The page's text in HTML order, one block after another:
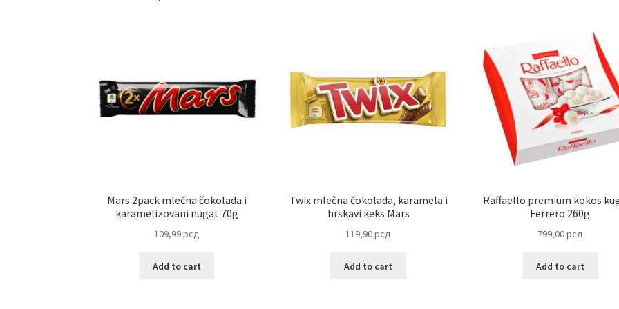
Mars 2pack mlečna čokolada i
karamelizovani nugat 70g
109,99рсд
Add to cart
Twix mlečna čokolada, karamela i
hrskavi keks Mars
119,90рсд
Add to cart
Raffaello premium kokos
Ferrero 260g
799,00рсд
Add to cart